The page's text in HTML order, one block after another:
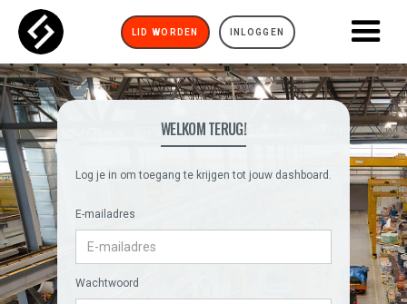
LID WORDEN INLOGGEN
WELKOM TERUG!
Log je in om toegang te krijgen tot jouw dashboard.
E-mailadres
Wachtwoord